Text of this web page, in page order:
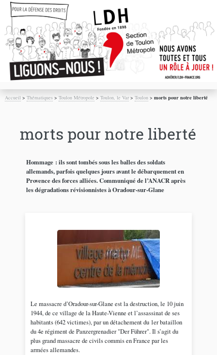
Accueil >Thématiques >Toulon Métropole >Toulon, le Var>Toulon >morts pour notre liberté
morts pour notre liberté
Hommage : ils sont tombés sous les balles des soldats
allemands, parfois quelques jours avant le débarquement en
Provence des forces alliées. Communiqué de l’ANACR après
les dégradations révisionnistes à Oradour-sur-Glane
Le massacre d’Oradour-sur-Glane est la destruction, le 10 juin
1944, de ce village de la Haute-Vienne et l’assassinat de ses
habitants (642 victimes), par un détachement du 1er bataillon
du 4e régiment de Panzergrenadier "Der Führer". Il s’agit du
plus grand massacre de civils commis en France par les
armées allemandes.